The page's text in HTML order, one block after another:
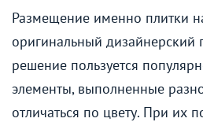
Размещение именно плитки
оригинальный дизайнерский
решение пользуется
элементы, выполненные
отличаться по цвету. При их